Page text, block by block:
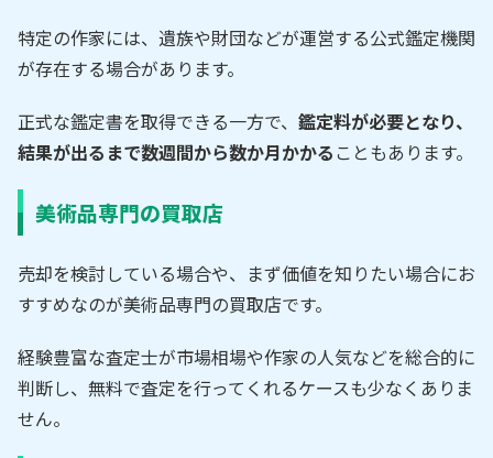
特定の作家には、遺族や財団などが運営する公式鑑定機関
が存在する場合があります。
正式な鑑定書を取得できる一方で、 鑑定料が必要となり、
結果が出るまで数週間から数か月かかる こともあります。
美術品専門の買取店
売却を検討している場合や、まず価値を知りたい場合にお
すすめなのが美術品専門の買取店です。
経験豊富な査定士が市場相場や作家の人気などを総合的に
判断し、無料で査定を行ってくれるケースも少なくありま
せん。